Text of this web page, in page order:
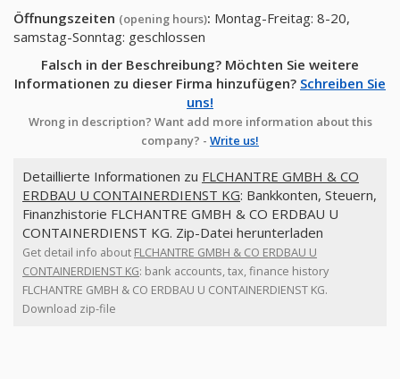
Öffnungszeiten (opening hours): Montag-Freitag: 8-20,
samstag-Sonntag: geschlossen
Falsch in der Beschreibung? Möchten Sie weitere
Informationen zu dieser Firma hinzufügen? Schreiben Sie
uns!
Wrong in description? Want add more information about this
company? - Write us!
Detaillierte Informationen zu FLCHANTRE GMBH & CO
ERDBAU U CONTAINERDIENST KG: Bankkonten, Steuern,
Finanzhistorie FLCHANTRE GMBH & CO ERDBAU U
CONTAINERDIENST KG. Zip-Datei herunterladen
Get detail info about FLCHANTRE GMBH & CO ERDBAU U
CONTAINERDIENST KG: bank accounts, tax, finance history
FLCHANTRE GMBH & CO ERDBAU U CONTAINERDIENST KG.
Download zip-file